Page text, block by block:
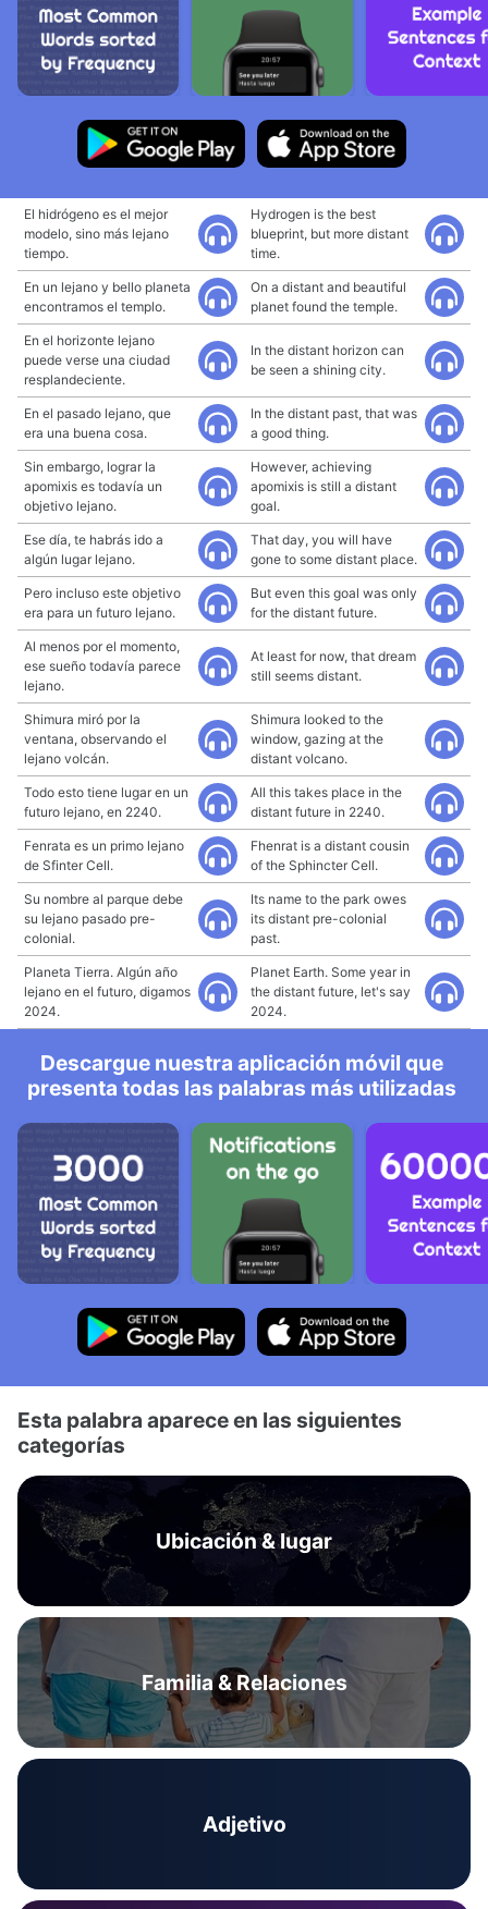
El hidrógeno es el mejor
modelo, sino más lejano
tiempo.
Hydrogen is the best
blueprint, but more distant
time.
En un lejano y bello planeta
encontramos el templo.
On a distant and beautiful
planet found the temple.
En el horizonte lejano
puede verse una ciudad
resplandeciente.
In the distant horizon can
be seen a shining city.
En el pasado lejano, que
era una buena cosa.
In the distant past, that was
a good thing.
Sin embargo, lograr la
apomixis es todavía un
objetivo lejano.
However, achieving
apomixis is still a distant
goal.
Ese día, te habrás ido a
algún lugar lejano.
That day, you will have
gone to some distant place.
Pero incluso este objetivo
era para un futuro lejano.
But even this goal was only
for the distant future.
Al menos por el momento,
ese sueño todavía parece
lejano.
At least for now, that dream
still seems distant.
Shimura miró por la
ventana, observando el
lejano volcán.
Shimura looked to the
window, gazing at the
distant volcano.
Todo esto tiene lugar en un
futuro lejano, en 2240.
All this takes place in the
distant future in 2240.
Fenrata es un primo lejano
de Sfinter Cell.
Fhenrat is a distant cousin
of the Sphincter Cell.
Su nombre al parque debe
su lejano pasado pre-
colonial.
Its name to the park owes
its distant pre-colonial
past.
Planeta Tierra. Algún año
lejano en el futuro, digamos
2024.
Planet Earth. Some year in
the distant future, let's say
2024.
Descargue nuestra aplicación móvil que
presenta todas las palabras más utilizadas
Esta palabra aparece en las siguientes
categorías
Ubicación & lugar
Familia & Relaciones
Adjetivo